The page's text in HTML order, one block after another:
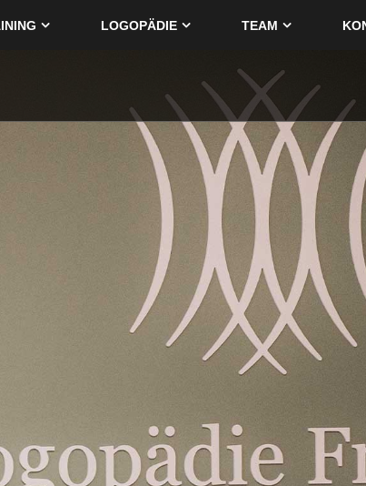
LOGOPÄDIE TEAM